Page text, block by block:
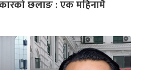
छलाङ : एक महिनामै